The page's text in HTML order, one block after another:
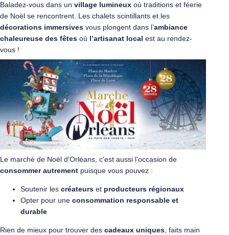
Baladez-vous dans un village lumineux où traditions et féerie
de Noël se rencontrent. Les chalets scintillants et les
décorations immersives vous plongent dans l’ambiance
chaleureuse des fêtes où l’artisanat local est au rendez-
vous !
Le marché de Noël d’Orléans, c’est aussi l’occasion de
consommer autrement puisque vous pouvez :
Soutenir les créateurs et producteurs régionaux
Opter pour une consommation responsable et
durable
Rien de mieux pour trouver des cadeaux uniques , faits main